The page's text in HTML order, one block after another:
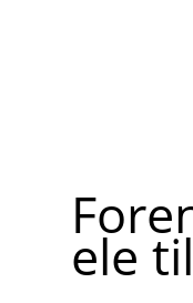
ele